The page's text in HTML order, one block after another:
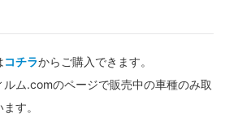
コチラからご購入できます。
ルム.comのページで販売中の車種のみ取
す。